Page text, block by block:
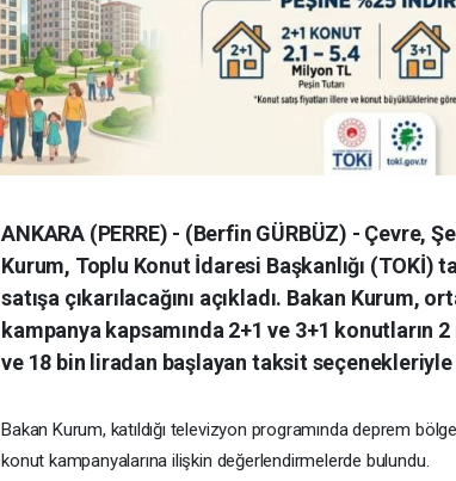
ANKARA (PERRE) - (Berfin GÜRBÜZ) - Çevre,
Kurum, Toplu Konut İdaresi Başkanlığı (TOKİ)
satışa çıkarılacağını açıkladı. Bakan Kurum,
kampanya kapsamında 2+1 ve 3+1
ve 18 bin liradan başlayan taksit seçenekleriyle
Bakan Kurum, katıldığı televizyon programında deprem
konut kampanyalarına ilişkin değerlendirmelerde bulundu.